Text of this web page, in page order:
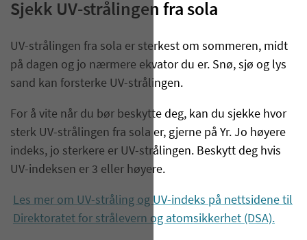
Sjekk UV-strålingen fra sola
UV-strålingen fra sola er sterkest om sommeren, midt
på dagen og jo nærmere ekvator du er. Snø, sjø og lys
sand kan forsterke UV-strålingen.
For å vite når du bør beskytte deg, kan du sjekke hvor
sterk UV-strålingen fra sola er, gjerne på Yr. Jo høyere
indeks, jo sterkere er UV-strålingen. Beskytt deg hvis
UV-indeksen er 3 eller høyere.
Les mer om UV-stråling og UV-indeks på nettsidene til
Direktoratet for strålevern og atomsikkerhet (DSA).